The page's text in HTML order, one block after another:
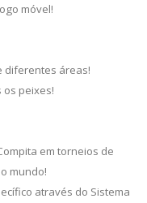
móvel!
diferentes áreas!
peixes!
em torneios de
mundo!
através do Sistema